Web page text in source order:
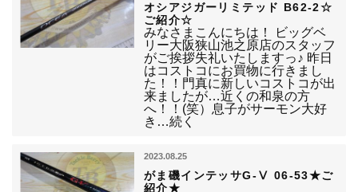
オシアジガーリミテッド B62-2☆
ご紹介☆
みなさまこんにちは！ ビッグベ
リー大阪狭山池之原店のスタッフ
がご挨拶失礼いたしますっ♪ 昨日
はコストコにお買物に行きまし
た！！門真に新しいコストコが出
来ましたが…近くの和泉の方
へ！！(笑）息子がサーモン大好
き…続く
2023.08.25
がま磯インテッサG-Ⅴ 06-53★ご
紹介★